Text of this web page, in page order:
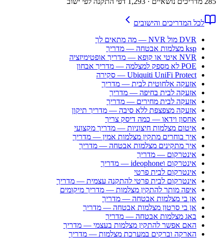
לכל המדריכים והישובים
DVR מול NVR — מה מתאים לך
ksp מצלמות אבטחה — מדריך
NVR איטי או קופא — מדריך אופטימיזציה
POE לא מספק למצלמה — מדריך אבחון
Ubiquiti UniFi Protect — סקירה
אזעקה אלחוטית לבית — מדריך
אזעקה לבית בחיפה — מדריך
אזעקה לבית מחירים — מדריך
אזעקה מצפצפת ללא סיבה — מדריך תיקון
אחסון וידאו — כמה דיסק צריך
איטום מצלמות חיצוניות — מדריך מקצועי
איך בוחרים מתקין מצלמות אמין — מדריך
איך מתקינים מצלמות אבטחה — מדריך
אינטרקום — מדריך
אינטרקום וideophone — מדריך
אינטרקום לבית פרטי
אינטרקום לבית פרטי להתקנה עצמית — מדריך
איפה מותר להתקין מצלמות — מדריך מיקומים
אן בי מצלמות אבטחה — מדריך
אן בי סרטון מצלמות אבטחה — מדריך
באג מצלמות אבטחה — מדריך
האם אפשר להתקין מצלמות בעצמי — מדריך
הארקה וברקים במערכת מצלמות — מדריך